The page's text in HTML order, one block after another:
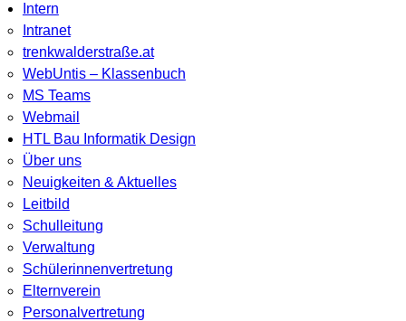
Intern
Intranet
trenkwalderstraße.at
WebUntis – Klassenbuch
MS Teams
Webmail
HTL Bau Informatik Design
Über uns
Neuigkeiten & Aktuelles
Leitbild
Schulleitung
Verwaltung
Schülerinnenvertretung
Elternverein
Personalvertretung